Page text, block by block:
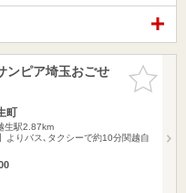
お気に入
りに追加
ンピア埼玉おごせ
町
生駅2.87km
りバス､タクシーで約10分関越自